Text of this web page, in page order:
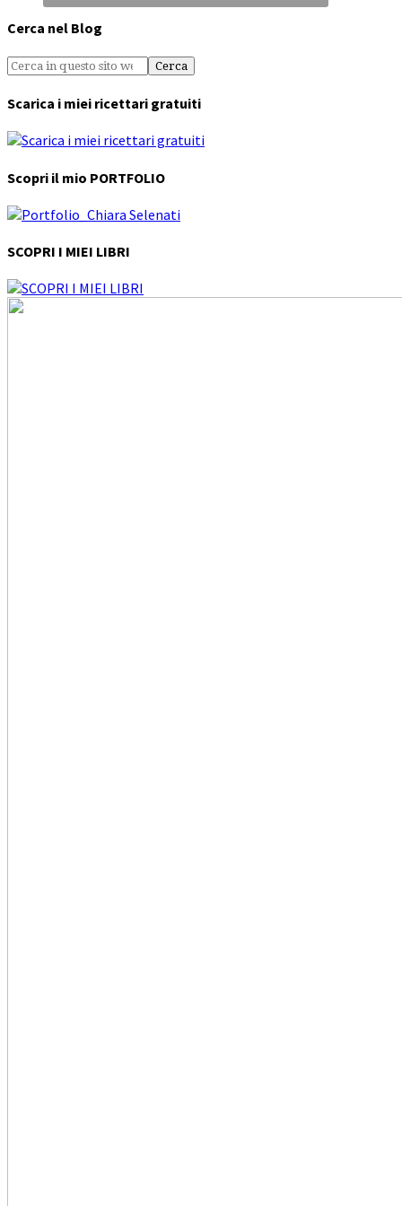
Cerca nel Blog
Scarica i miei ricettari gratuiti
Scopri il mio PORTFOLIO
SCOPRI I MIEI LIBRI